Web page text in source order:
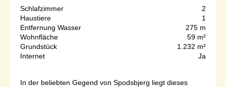
Schlafzimmer
2
Haustiere
1
Entfernung Wasser
275 m
Wohnfläche
59 m²
Grundstück
1.232 m²
Internet
Ja
In der beliebten Gegend von Spodsbjerg liegt dieses